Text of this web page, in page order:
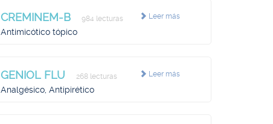
Leer más
CREMINEM-B 984 lecturas
Antimicótico tópico
Leer más
GENIOL FLU 268 lecturas
Analgésico, Antipirético